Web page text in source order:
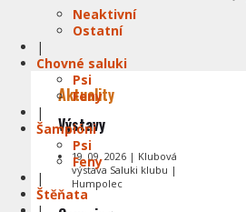
Neaktivní
Ostatní
|
Chovné saluki
Psi
Feny
|
Šampióni
Psi
Feny
|
Štěňata
Aktuality
Výstavy
19. 09. 2026 | Klubová
výstava Saluki klubu |
Humpolec